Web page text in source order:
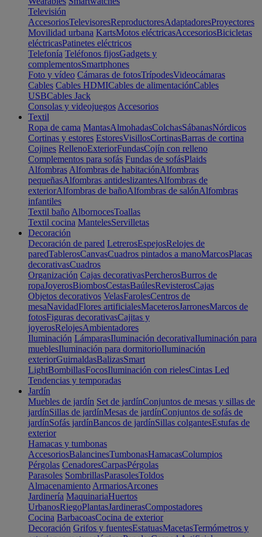
Televisión
AccesoriosTelevisoresReproductoresAdaptadoresProyectores
Movilidad urbana KartsMotos eléctricasAccesoriosBicicletas
eléctricasPatinetes eléctricos
Telefonía Teléfonos fijosGadgets y
complementosSmartphones
Foto y vídeo Cámaras de fotosTrípodesVideocámaras
Cables Cables HDMICables de alimentaciónCables
USBCables Jack
Consolas y videojuegos Accesorios
Textil
Ropa de cama MantasAlmohadasColchasSábanasNórdicos
Cortinas y estores EstoresVisillosCortinasBarras de cortina
Cojines RellenoExteriorFundasCojín con relleno
Complementos para sofás Fundas de sofásPlaids
Alfombras Alfombras de habitaciónAlfombras
pequeñasAlfombras antideslizantesAlfombras de
exteriorAlfombras de bañoAlfombras de salónAlfombras
infantiles
Textil baño AlbornocesToallas
Textil cocina MantelesServilletas
Decoración
Decoración de pared LetrerosEspejosRelojes de
paredTablerosCanvasCuadros pintados a manoMarcosPlacas
decorativasCuadros
Organización Cajas decorativasPercherosBurros de
ropaJoyerosBiombosCestasBaúlesRevisterosCajas
Objetos decorativos VelasFarolesCentros de
mesaNavidadFlores artificialesMaceterosJarronesMarcos de
fotosFiguras decorativasCajitas y
joyerosRelojesAmbientadores
Iluminación LámparasIluminación decorativaIluminación para
mueblesIluminación para dormitorioIluminación
exteriorGuirnaldasBalizasSmart
LightBombillasFocosIluminación con rielesCintas Led
Tendencias y temporadas
Jardín
Muebles de jardín Set de jardínConjuntos de mesas y sillas de
jardínSillas de jardínMesas de jardínConjuntos de sofás de
jardínSofás jardínBancos de jardínSillas colgantesEstufas de
exterior
Hamacas y tumbonas
AccesoriosBalancinesTumbonasHamacasColumpios
Pérgolas CenadoresCarpasPérgolas
Parasoles SombrillasParasolesToldos
Almacenamiento ArmariosArcones
Jardinería MaquinariaHuertos
UrbanosRiegoPlantasJardinerasCompostadores
Cocina BarbacoasCocina de exterior
Decoración Grifos y fuentesEstatuasMacetasTermómetros y